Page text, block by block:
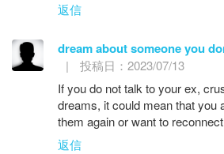
返信
dream about someone you
|
投稿日：2023/07/13
If you do not talk to your ex,
dreams, it could mean that you
them again or want to
返信